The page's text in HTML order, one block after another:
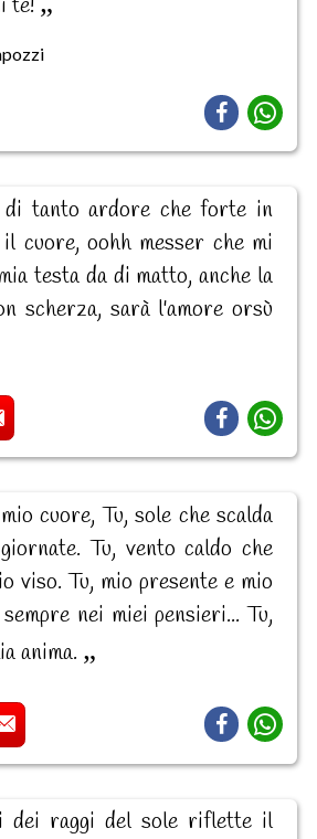
di tanto ardore che forte in
cuore, oohh messer che mi
testa da di matto, anche la
scherza, sarà l'amore orsù
cuore, Tu, sole che scalda
Tu, vento caldo che
viso. Tu, mio presente e mio
nei miei pensieri... Tu,
anima.
dei raggi del sole riflette il